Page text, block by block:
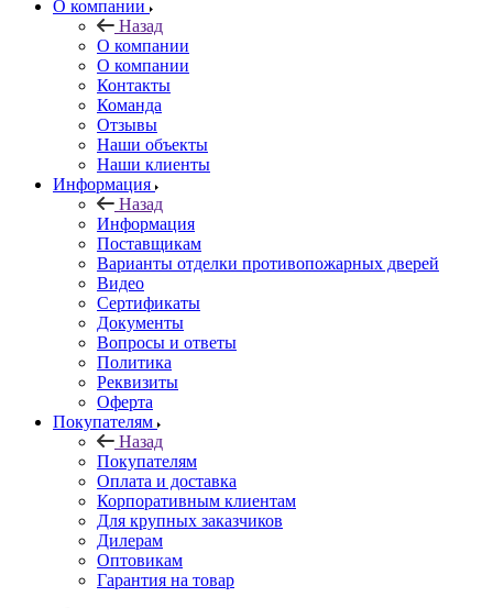
О компании
Назад
О компании
О компании
Контакты
Команда
Отзывы
Наши объекты
Наши клиенты
Информация
Назад
Информация
Поставщикам
Варианты отделки противопожарных дверей
Видео
Сертификаты
Документы
Вопросы и ответы
Политика
Реквизиты
Оферта
Покупателям
Назад
Покупателям
Оплата и доставка
Корпоративным клиентам
Для крупных заказчиков
Дилерам
Оптовикам
Гарантия на товар